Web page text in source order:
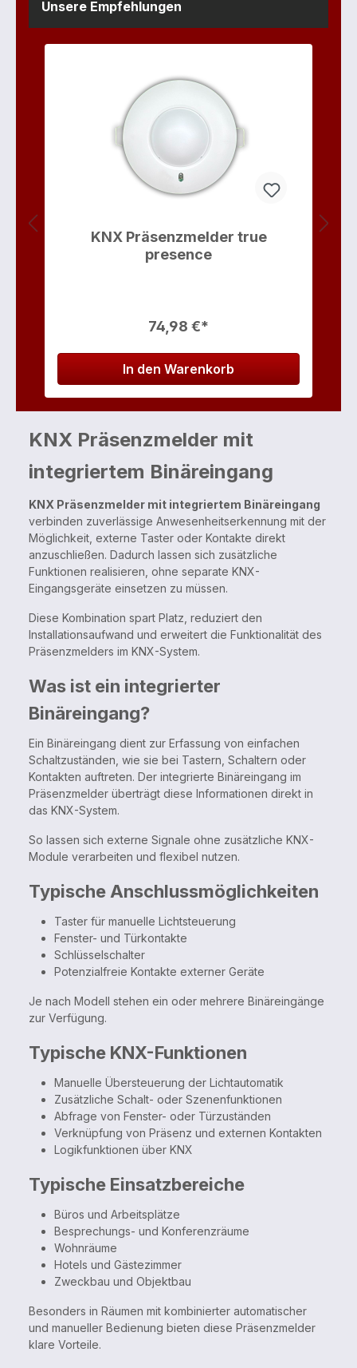
Unsere Empfehlungen
KNX Präsenzmelder true
presence
74,98 €*
In den Warenkorb
KNX Präsenzmelder mit
integriertem Binäreingang
KNX Präsenzmelder mit integriertem Binäreingang
verbinden zuverlässige Anwesenheitserkennung mit der
Möglichkeit, externe Taster oder Kontakte direkt
anzuschließen. Dadurch lassen sich zusätzliche
Funktionen realisieren, ohne separate KNX-
Eingangsgeräte einsetzen zu müssen.
Diese Kombination spart Platz, reduziert den
Installationsaufwand und erweitert die Funktionalität des
Präsenzmelders im KNX-System.
Was ist ein integrierter
Binäreingang?
Ein Binäreingang dient zur Erfassung von einfachen
Schaltzuständen, wie sie bei Tastern, Schaltern oder
Kontakten auftreten. Der integrierte Binäreingang im
Präsenzmelder überträgt diese Informationen direkt in
das KNX-System.
So lassen sich externe Signale ohne zusätzliche KNX-
Module verarbeiten und flexibel nutzen.
Typische Anschlussmöglichkeiten
Taster für manuelle Lichtsteuerung
Fenster- und Türkontakte
Schlüsselschalter
Potenzialfreie Kontakte externer Geräte
Je nach Modell stehen ein oder mehrere Binäreingänge
zur Verfügung.
Typische KNX-Funktionen
Manuelle Übersteuerung der Lichtautomatik
Zusätzliche Schalt- oder Szenenfunktionen
Abfrage von Fenster- oder Türzuständen
Verknüpfung von Präsenz und externen Kontakten
Logikfunktionen über KNX
Typische Einsatzbereiche
Büros und Arbeitsplätze
Besprechungs- und Konferenzräume
Wohnräume
Hotels und Gästezimmer
Zweckbau und Objektbau
Besonders in Räumen mit kombinierter automatischer
und manueller Bedienung bieten diese Präsenzmelder
klare Vorteile.